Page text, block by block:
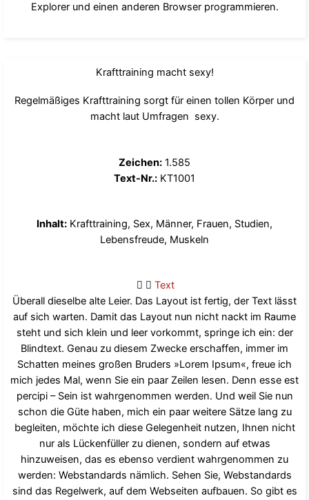
Explorer und einen anderen Browser programmieren.
Krafttraining macht sexy!
Regelmäßiges Krafttraining sorgt für einen tollen Körper und
macht laut Umfragen sexy.
Zeichen: 1.585
Text-Nr.: KT1001
Inhalt: Krafttraining, Sex, Männer, Frauen, Studien,
Lebensfreude, Muskeln
Text
Überall dieselbe alte Leier. Das Layout ist fertig, der Text lässt
auf sich warten. Damit das Layout nun nicht nackt im Raume
steht und sich klein und leer vorkommt, springe ich ein: der
Blindtext. Genau zu diesem Zwecke erschaffen, immer im
Schatten meines großen Bruders »Lorem Ipsum«, freue ich
mich jedes Mal, wenn Sie ein paar Zeilen lesen. Denn esse est
percipi – Sein ist wahrgenommen werden. Und weil Sie nun
schon die Güte haben, mich ein paar weitere Sätze lang zu
begleiten, möchte ich diese Gelegenheit nutzen, Ihnen nicht
nur als Lückenfüller zu dienen, sondern auf etwas
hinzuweisen, das es ebenso verdient wahrgenommen zu
werden: Webstandards nämlich. Sehen Sie, Webstandards
sind das Regelwerk, auf dem Webseiten aufbauen. So gibt es